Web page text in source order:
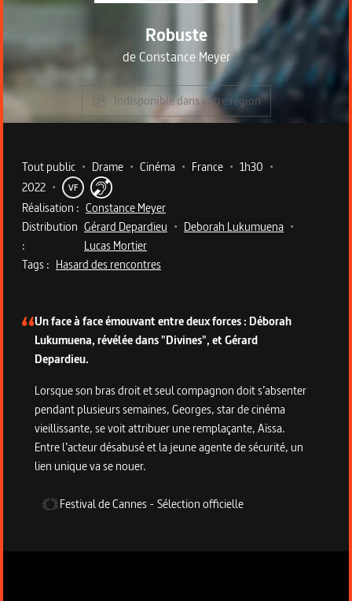
Robuste
deConstance Meyer
Indisponible dans votre région
Metadata du programme
Tout public • Drame • Cinéma • France • 1h30 •
2022 • VF
Réalisation : Constance Meyer
Distribution
:
Gérard Depardieu • Deborah Lukumuena •
Lucas Mortier
Tags : Hasard des rencontres
Un face à face émouvant entre deux forces : Déborah
Lukumuena, révélée dans "Divines", et Gérard
Depardieu.
Lorsque son bras droit et seul compagnon doit s’absenter
pendant plusieurs semaines, Georges, star de cinéma
vieillissante, se voit attribuer une remplaçante, Aïssa.
Entre l’acteur désabusé et la jeune agente de sécurité, un
lien unique va se nouer.
Festival de Cannes-Sélection officielle